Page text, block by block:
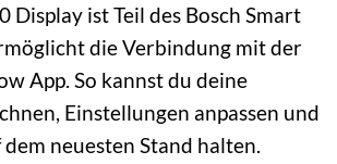
Display ist Teil des Bosch Smart
die Verbindung mit der
App. So kannst du deine
Einstellungen anpassen und
dem neuesten Stand halten.